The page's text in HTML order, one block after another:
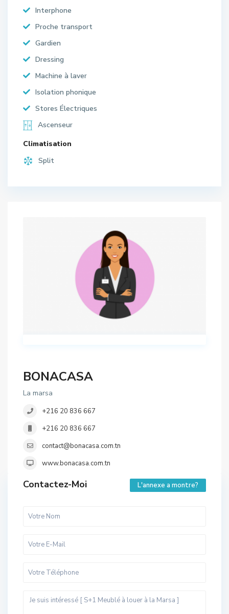
Interphone
Proche transport
Gardien
Dressing
Machine à laver
Isolation phonique
Stores Électriques
Ascenseur
Climatisation
Split
BONACASA
La marsa
+216 20 836 667
+216 20 836 667
contact@bonacasa.com.tn
www.bonacasa.com.tn
Contactez-Moi L'annexe a montre?